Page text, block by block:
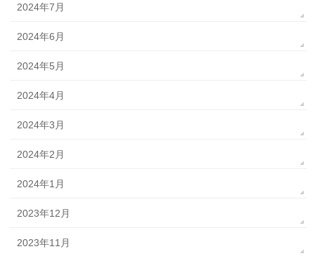
2024年7月
2024年6月
2024年5月
2024年4月
2024年3月
2024年2月
2024年1月
2023年12月
2023年11月